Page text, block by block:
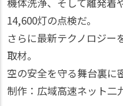
14,600灯の点検だ。
さらに最新テクノロジー
取材。
空の安全を守る舞台裏に
制作：広域高速ネット二